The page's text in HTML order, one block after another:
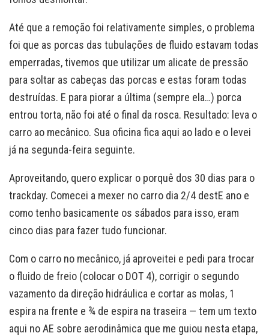
Até que a remoção foi relativamente simples, o problema
foi que as porcas das tubulações de fluido estavam todas
emperradas, tivemos que utilizar um alicate de pressão
para soltar as cabeças das porcas e estas foram todas
destruídas. E para piorar a última (sempre ela…) porca
entrou torta, não foi até o final da rosca. Resultado: leva o
carro ao mecânico. Sua oficina fica aqui ao lado e o levei
já na segunda-feira seguinte.
Aproveitando, quero explicar o porquê dos 30 dias para o
trackday. Comecei a mexer no carro dia 2/4 destE ano e
como tenho basicamente os sábados para isso, eram
cinco dias para fazer tudo funcionar.
Com o carro no mecânico, já aproveitei e pedi para trocar
o fluido de freio (colocar o DOT 4), corrigir o segundo
vazamento da direção hidráulica e cortar as molas, 1
espira na frente e ¾ de espira na traseira — tem um texto
aqui no AE sobre aerodinâmica que me guiou nesta etapa,